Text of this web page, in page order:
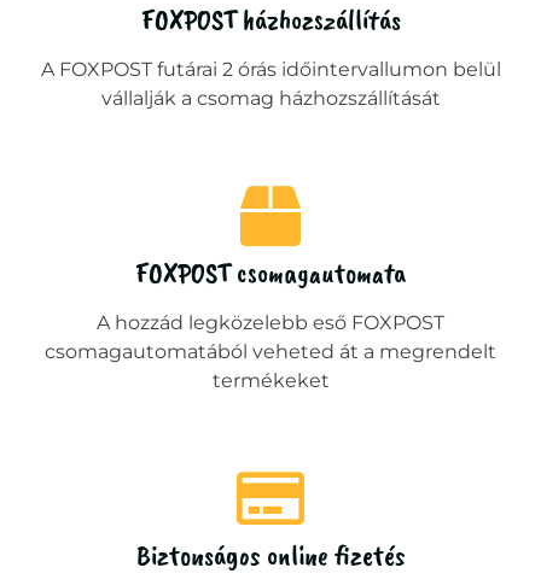
FOXPOST házhozszállítás
A FOXPOST futárai 2 órás időintervallumon belül
vállalják a csomag házhozszállítását
FOXPOST csomagautomata
A hozzád legközelebb eső FOXPOST
csomagautomatából veheted át a megrendelt
termékeket
Biztonságos online fizetés